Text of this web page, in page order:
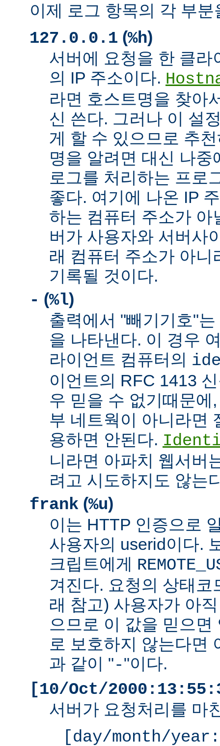
이제 로그 항목의 각 부
127.0.0.1 (%h)
서버에 요청을 한 클라
의 IP 주소이다.
라면 호스트명을 찾아
신 쓴다. 그러나 이 설
게 할 수 있으므로 추
명을 알려면 대신 나
로그를 처리하는 프로
좋다. 여기에 나온 IP
하는 컴퓨터 주소가 아
버가 사용자와 서버사
래 컴퓨터 주소가 아니
기록될 것이다.
- (%l)
출력에서 "빼기기호"
을 나타낸다. 이 경우
라이언트 컴퓨터의
이언트의 RFC 1413
우 믿을 수 없기때문에
부 네트웍이 아니라면
용하면 안된다.
니라면 아파치 웹서버
려고 시도하지도 않는
frank (%u)
이는 HTTP 인증으로
사용자의 userid이다.
크립트에게
겨진다. 요청의 상태코
래 참고) 사용자가 아
으므로 이 값을 믿으면
로 보호하지 않는다면
과 같이 "-"이다.
[10/Oct/
서버가 요청처리를 마
[day/month/